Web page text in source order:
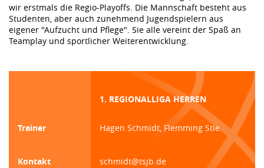
wir erstmals die Regio-Playoffs. Die Mannschaft besteht aus
Studenten, aber auch zunehmend Jugendspielern aus
eigener "Aufzucht und Pflege". Sie alle vereint der Spaß an
Teamplay und sportlicher Weiterentwicklung.
1. REGIONALLIGA HERREN
Trainer Hagen Schmidt, Flemming Stie
Kontakt schmidt@tsjb.de